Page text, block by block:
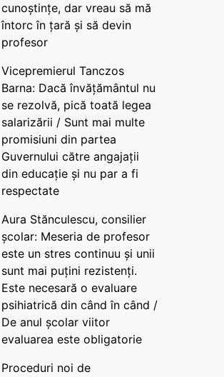
cunoștințe, dar vreau să mă
întorc în țară și să devin
profesor
Vicepremierul Tanczos
Barna: Dacă învățământul nu
se rezolvă, pică toată legea
salarizării / Sunt mai multe
promisiuni din partea
Guvernului către angajații
din educație și nu par a fi
respectate
Aura Stănculescu, consilier
școlar: Meseria de profesor
este un stres continuu și unii
sunt mai puțini rezistenți.
Este necesară o evaluare
psihiatrică din când în când /
De anul școlar viitor
evaluarea este obligatorie
Proceduri noi de